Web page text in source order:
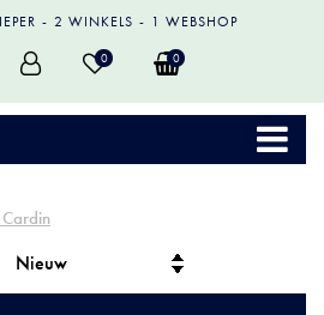
IEPER 2 WINKELS 1 WEBSHOP
0 0